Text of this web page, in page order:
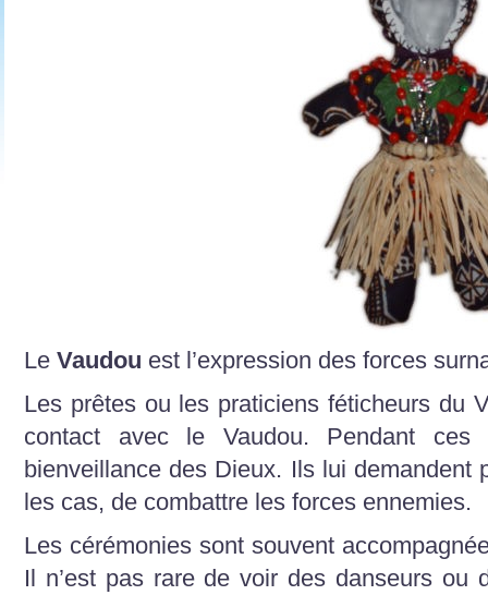
Le Vaudou est l’expression des forces
Les prêtes ou les praticiens féticheurs du
contact avec le Vaudou. Pendant ces
bienveillance des Dieux. Ils lui demandent
les cas, de combattre les forces ennemies.
Les cérémonies sont souvent
Il n’est pas rare de voir des danseurs ou